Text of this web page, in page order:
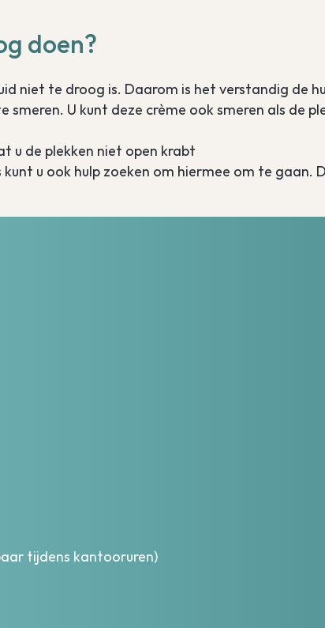
doen?
niet te droog is. Daarom is het verstandig de
smeren. U kunt deze crème ook smeren als de
u de plekken niet open krabt
u ook hulp zoeken om hiermee om te gaan.
tijdens kantooruren)